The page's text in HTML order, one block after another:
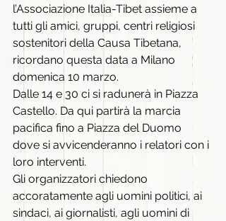
l’Associazione Italia-Tibet assieme a
tutti gli amici, gruppi, centri religiosi
sostenitori della Causa Tibetana,
ricordano questa data a Milano
domenica 10 marzo.
Dalle 14 e 30 ci si radunerà in Piazza
Castello. Da qui partirà la marcia
pacifica fino a Piazza del Duomo
dove si avvicenderanno i relatori con i
loro interventi.
Gli organizzatori chiedono
accoratamente agli uomini politici, ai
sindaci, ai giornalisti, agli uomini di